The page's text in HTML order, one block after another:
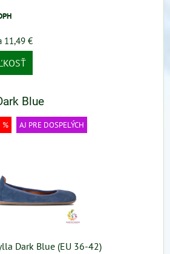
11,49 €
Blue
% AJ PRE DOSPELÝCH
Dark Blue (EU 36-42)